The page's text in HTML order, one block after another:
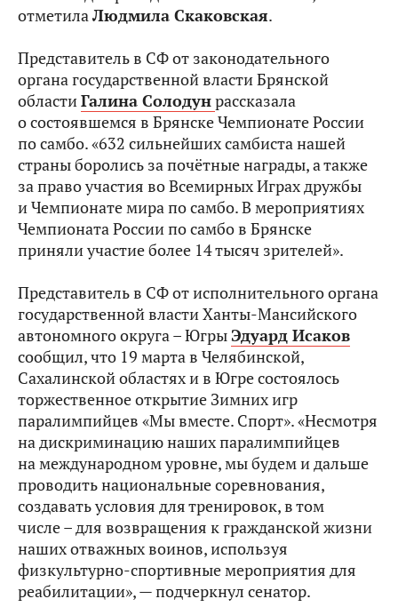
отметилаЛюдмила Скаковская.
Представитель в СФ от законодательного
органа государственной власти Брянской
областиГалина Солодунрассказала
о состоявшемся в Брянске Чемпионате России
по самбо. «632 сильнейших самбиста нашей
страны боролись за почётные награды, а также
за право участия во Всемирных Играх дружбы
и Чемпионате мира по самбо. В мероприятиях
Чемпионата России по самбо в Брянске
приняли участие более 14 тысяч зрителей».
Представитель в СФ от исполнительного органа
государственной власти Ханты-Мансийского
автономного округа – ЮгрыЭдуард Исаков
сообщил, что 19 марта в Челябинской,
Сахалинской областях и в Югре состоялось
торжественное открытие Зимних игр
паралимпийцев «Мы вместе. Спорт». «Несмотря
на дискриминацию наших паралимпийцев
на международном уровне, мы будем и дальше
проводить национальные соревнования,
создавать условия для тренировок, в том
числе – для возвращения к гражданской жизни
наших отважных воинов, используя
физкультурно-спортивные мероприятия для
реабилитации», — подчеркнул сенатор.